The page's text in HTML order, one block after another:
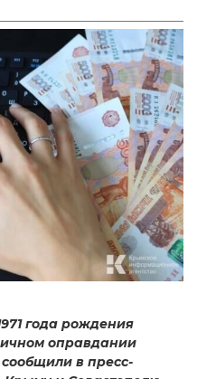
года рождения
оправдании
в пресс-